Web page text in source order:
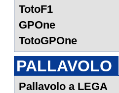
TotoF1
GPOne
TotoGPOne
PALLAVOLO
Pallavolo a LEGA